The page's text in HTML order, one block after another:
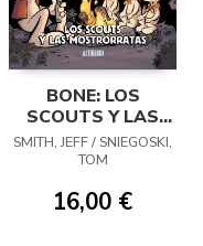
BONE: LOS
SCOUTS Y LAS
MOSTRORRATAS
SMITH, JEFF / SNIEGOSKI,
TOM
16,00 €